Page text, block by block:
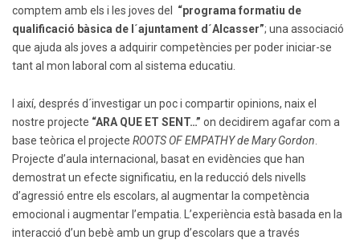
comptem amb els i les joves del “programa formatiu de
qualificació bàsica de l´ajuntament d´Alcasser”; una associació
que ajuda als joves a adquirir competències per poder iniciar-se
tant al mon laboral com al sistema educatiu.
I així, després d´investigar un poc i compartir opinions, naix el
nostre projecte “ARA QUE ET SENT…” on decidirem agafar com a
base teòrica el projecte ROOTS OF EMPATHY de Mary Gordon
Projecte d’aula internacional, basat en evidències que han
demostrat un efecte significatiu, en la reducció dels nivells
d’agressió entre els escolars, al augmentar la competència
emocional i augmentar l’empatia. L’experiència està basada en la
interacció d’un bebè amb un grup d’escolars que a través